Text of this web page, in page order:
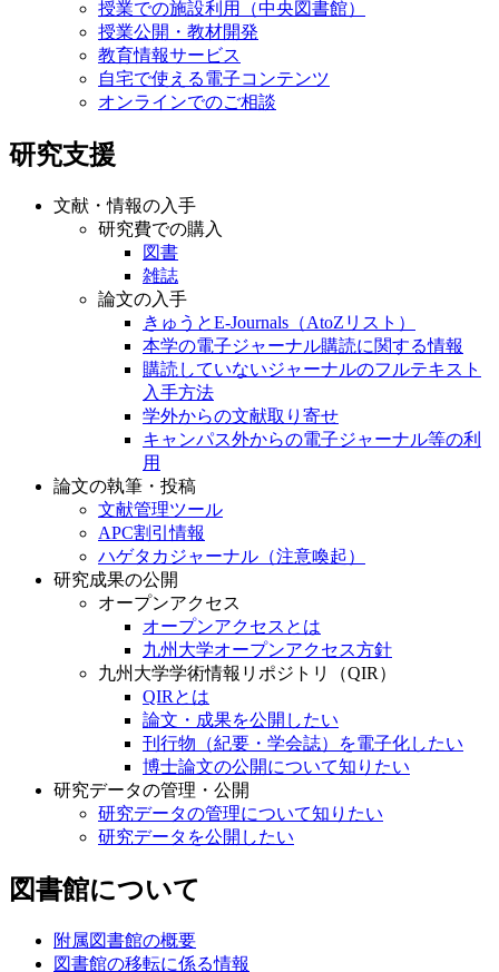
授業での施設利用（中央図書館）
授業公開・教材開発
教育情報サービス
自宅で使える電子コンテンツ
オンラインでのご相談
研究支援
文献・情報の入手
研究費での購入
図書
雑誌
論文の入手
きゅうとE-Journals（AtoZリスト）
本学の電子ジャーナル購読に関する情報
購読していないジャーナルのフルテキスト
入手方法
学外からの文献取り寄せ
キャンパス外からの電子ジャーナル等の利
用
論文の執筆・投稿
文献管理ツール
APC割引情報
ハゲタカジャーナル（注意喚起）
研究成果の公開
オープンアクセス
オープンアクセスとは
九州大学オープンアクセス方針
九州大学学術情報リポジトリ（QIR）
QIRとは
論文・成果を公開したい
刊行物（紀要・学会誌）を電子化したい
博士論文の公開について知りたい
研究データの管理・公開
研究データの管理について知りたい
研究データを公開したい
図書館について
附属図書館の概要
図書館の移転に係る情報